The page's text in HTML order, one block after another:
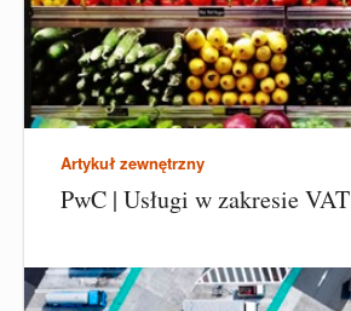
Artykuł zewnętrzny
PwC | Usługi w zakresie VAT